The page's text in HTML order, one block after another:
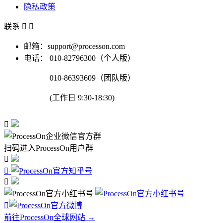
隐私政策
联系  
邮箱：support@processon.com
电话：
010-82796300（个人版）
010-86393609（团队版）
(工作日 9:30-18:30)

扫码进入ProcessOn用户群




前往ProcessOn全球网站 →